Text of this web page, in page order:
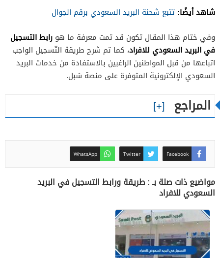
شاهد أيضًا: تتبع شحنة البريد السعودي برقم الجوال
وفي ختام هذا المقال تكون قد تمت معرفة ما هو رابط التسجيل
في البريد السعودي للافراد، كما تم شرح طريقة التّسجيل الواجب
اتباعها من قبل المواطنين الراغبين بالاستفادة من خدمات البريد
السعودي الإلكترونية المتوفرة على منصة سُبل.
المراجع
Facebook
Twitter
WhatsApp
مواضيع ذات صلة بـ : طريقة ورابط التسجيل في البريد
السعودي للافراد